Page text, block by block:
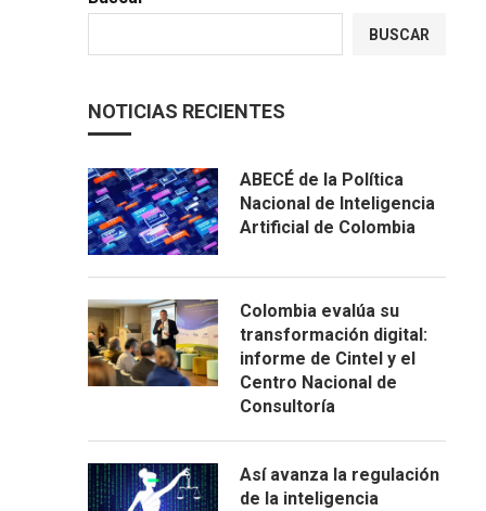
BUSCAR
NOTICIAS RECIENTES
ABECÉ de la Política
Nacional de Inteligencia
Artificial de Colombia
Colombia evalúa su
transformación digital:
informe de Cintel y el
Centro Nacional de
Consultoría
Así avanza la regulación
de la inteligencia